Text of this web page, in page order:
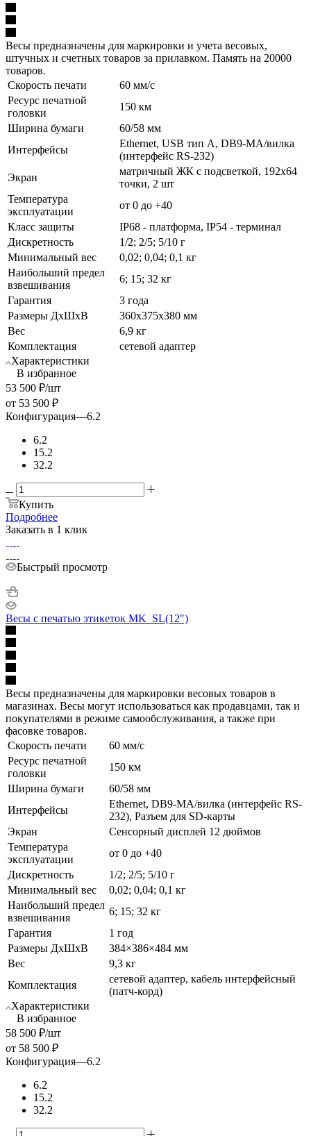
Весы предназначены для маркировки и учета весовых,
штучных и счетных товаров за прилавком. Память на 20000
товаров.
Скорость печати
60 мм/с
Ресурс печатной
головки
150 км
Ширина бумаги
60/58 мм
Интерфейсы
Ethernet, USB тип А, DB9-MА/вилка
(интерфейс RS-232)
Экран
матричный ЖК с подсветкой, 192х64
точки, 2 шт
Температура
эксплуатации
от 0 до +40
Класс защиты
IP68 - платформа, IP54 - терминал
Дискретность
1/2; 2/5; 5/10 г
Минимальный вес
0,02; 0,04; 0,1 кг
Наибольший предел
взвешивания
6; 15; 32 кг
Гарантия
3 года
Размеры ДхШхВ
360х375х380 мм
Вес
6,9 кг
Комплектация
сетевой адаптер
Характеристики
В избранное
53 500 ₽/шт
от 53 500 ₽
Конфигурация—6.2
6.2
15.2
32.2
Купить
Подробнее
Заказать в 1 клик
Быстрый просмотр
Весы с печатью этикеток MK_SL(12")
Весы предназначены для маркировки весовых товаров в
магазинах. Весы могут использоваться как продавцами, так и
покупателями в режиме самообслуживания, а также при
фасовке товаров.
Скорость печати
60 мм/с
Ресурс печатной
головки
150 км
Ширина бумаги
60/58 мм
Интерфейсы
Ethernet, DB9-MА/вилка (интерфейс RS-
232), Разъем для SD-карты
Экран
Сенсорный дисплей 12 дюймов
Температура
эксплуатации
от 0 до +40
Дискретность
1/2; 2/5; 5/10 г
Минимальный вес
0,02; 0,04; 0,1 кг
Наибольший предел
взвешивания
6; 15; 32 кг
Гарантия
1 год
Размеры ДхШхВ
384×386×484 мм
Вес
9,3 кг
Комплектация
сетевой адаптер, кабель интерфейсный
(патч-корд)
Характеристики
В избранное
58 500 ₽/шт
от 58 500 ₽
Конфигурация—6.2
6.2
15.2
32.2